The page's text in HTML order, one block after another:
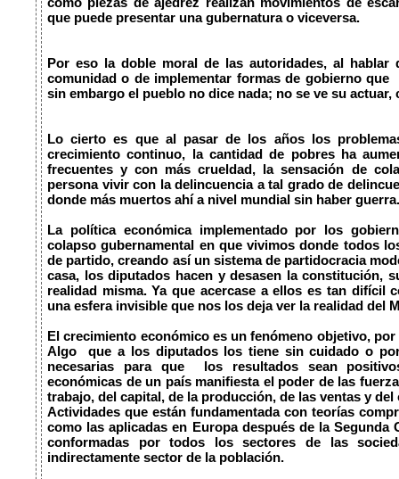
que puede presentar una gubernatura o viceversa.
Por eso la doble moral de las autoridades, al
comunidad o de implementar formas de gobierno
sin embargo el pueblo no dice nada; no se ve su
Lo cierto es que al pasar de los años los
crecimiento continuo, la cantidad de pobres ha
frecuentes y con más crueldad, la sensación de
persona vivir con la delincuencia a tal grado de
donde más muertos ahí a nivel mundial sin haber guerra.
La política económica implementado por los
colapso gubernamental en que vivimos donde todos
de partido, creando así un sistema de partidocracia
casa, los diputados hacen y desasen la constitución,
realidad misma. Ya que acercase a ellos es tan difícil
una esfera invisible que nos los deja ver la realidad del
El crecimiento económico es un fenómeno objetivo,
Algo  que a los diputados los tiene sin cuidado o
necesarias para que  los resultados sean
económicas de un país manifiesta el poder de las
trabajo, del capital, de la producción, de las ventas y del
Actividades que están fundamentada con teorías
como las aplicadas en Europa después de la
conformadas por todos los sectores de las
indirectamente sector de la población.